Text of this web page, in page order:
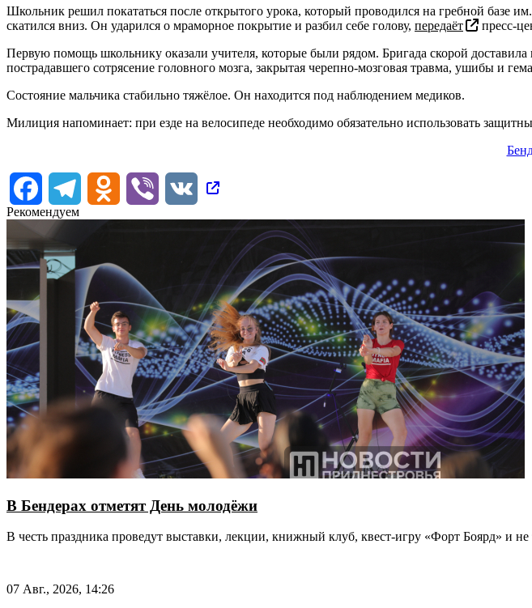
Школьник решил покататься после открытого урока, который проводился на гребной базе
скатился вниз. Он ударился о мраморное покрытие и разбил себе голову, передаёт
пресс-
Первую помощь школьнику оказали учителя, которые были рядом. Бригада скорой
пострадавшего сотрясение головного мозга, закрытая черепно-мозговая травма, ушибы и
Состояние мальчика стабильно тяжёлое. Он находится под наблюдением медиков.
Милиция напоминает: при езде на велосипеде необходимо обязательно использовать
FacebookTelegram Odnoklassniki
Viber
VK
Рекомендуем
В Бендерах отметят День молодёжи
В честь праздника проведут выставки, лекции, книжный клуб, квест-игру «Форт Боярд» и не
07 Авг., 2026, 14:26